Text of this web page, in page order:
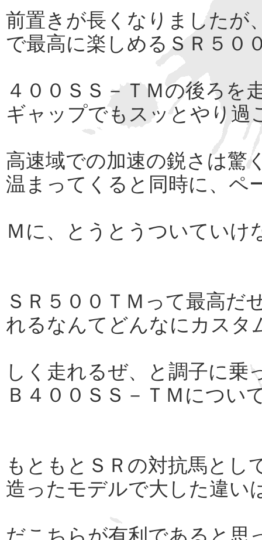
前置きが長くなりましたが
で最高に楽しめるＳＲ５０
４００ＳＳ－ＴＭの後ろを
ギャップでもスッとやり過
高速域での加速の鋭さは驚
温まってくると同時に、ペ
Ｍに、とうとうついていけ
ＳＲ５００ＴＭって最高だ
れるなんてどんなにカスタ
しく走れるぜ、と調子に乗
Ｂ４００ＳＳ－ＴＭについ
もともとＳＲの対抗馬とし
造ったモデルで大した違い
だこちらが有利であると思